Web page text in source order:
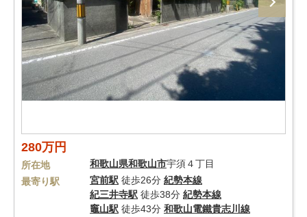
280万円
所在地 和歌山県和歌山市宇須４丁目
最寄り駅
宮前駅 徒歩26分 紀勢本線
紀三井寺駅 徒歩38分 紀勢本線
竈山駅 徒歩43分 和歌山電鐵貴志川線